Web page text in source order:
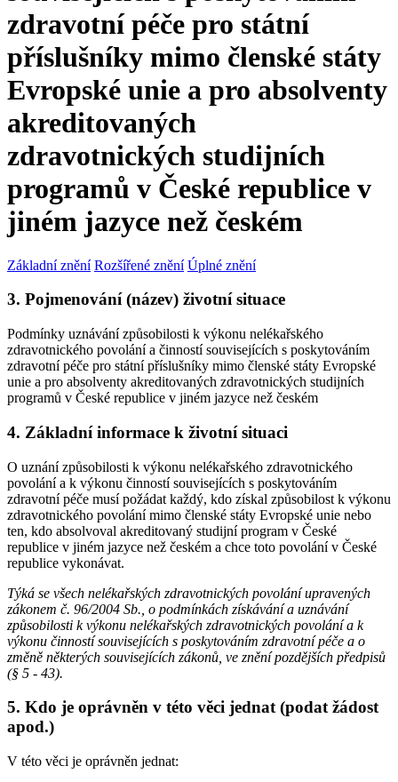
zdravotní péče pro státní
příslušníky mimo členské státy
Evropské unie a pro absolventy
akreditovaných
zdravotnických studijních
programů v České republice v
jiném jazyce než českém
Základní znění Rozšířené znění Úplné znění
3. Pojmenování (název) životní situace
Podmínky uznávání způsobilosti k výkonu nelékařského
zdravotnického povolání a činností souvisejících s poskytováním
zdravotní péče pro státní příslušníky mimo členské státy Evropské
unie a pro absolventy akreditovaných zdravotnických studijních
programů v České republice v jiném jazyce než českém
4. Základní informace k životní situaci
O uznání způsobilosti k výkonu nelékařského zdravotnického
povolání a k výkonu činností souvisejících s poskytováním
zdravotní péče musí požádat každý, kdo získal způsobilost k výkonu
zdravotnického povolání mimo členské státy Evropské unie nebo
ten, kdo absolvoval akreditovaný studijní program v České
republice v jiném jazyce než českém a chce toto povolání v České
republice vykonávat.
Týká se všech nelékařských zdravotnických povolání upravených
zákonem č. 96/2004 Sb., o podmínkách získávání a uznávání
způsobilosti k výkonu nelékařských zdravotnických povolání a k
výkonu činností souvisejících s poskytováním zdravotní péče a o
změně některých souvisejících zákonů, ve znění pozdějších předpisů
(§ 5 - 43).
5. Kdo je oprávněn v této věci jednat (podat žádost
apod.)
V této věci je oprávněn jednat: